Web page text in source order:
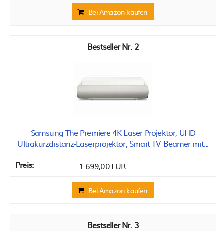
Bei Amazon kaufen
2
Samsung The Premiere 4K Laser Projektor, UHD
Ultrakurzdistanz-Laserprojektor, Smart TV Beamer mit...
1.699,00 EUR
Bei Amazon kaufen
3